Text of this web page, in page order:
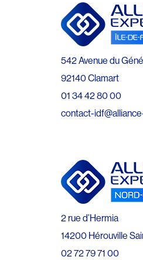
542 Avenue du
92140 Clamart
01 34 42 80 00
contact-
2 rue d’Hermia
14200 Hérouville
02 72 79 71 00